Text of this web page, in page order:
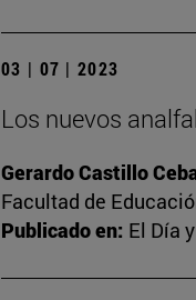
03 | 07 | 2023
Los nuevos
Gerardo Castillo
Facultad de
Publicado en: El Día